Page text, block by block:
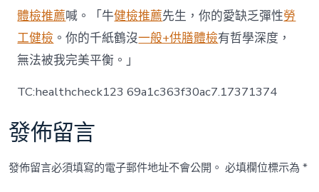
看
到
中
一
體檢推薦喊。「牛健檢推薦先生，你的愛缺乏彈性勞
工健檢 。你的千紙鶴沒一般+供膳體檢有哲學深度，
無法被我完美平衡。」
TC:healthcheck123 69a1c363f30ac7.17371374
發佈留言
發佈留言必須填寫的電子郵件地址不會公開。 必填欄位標示為*